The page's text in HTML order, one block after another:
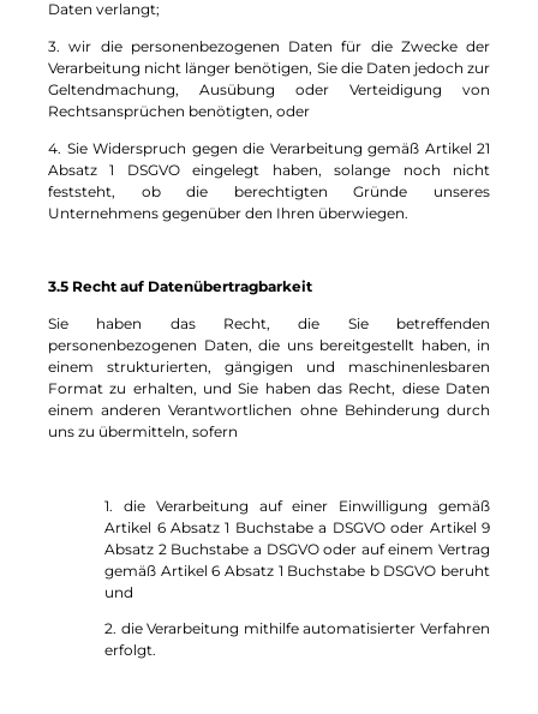
Daten verlangt;
3. wir die personenbezogenen Daten für die Zwecke der
Verarbeitung nicht länger benötigen, Sie die Daten jedoch zur
Geltendmachung, Ausübung oder Verteidigung von
Rechtsansprüchen benötigten, oder
4. Sie Widerspruch gegen die Verarbeitung gemäß Artikel 21
Absatz 1 DSGVO eingelegt haben, solange noch nicht
feststeht, ob die berechtigten Gründe unseres
Unternehmens gegenüber den Ihren überwiegen.
3.5 Recht auf Datenübertragbarkeit
Sie haben das Recht, die Sie betreffenden
personenbezogenen Daten, die uns bereitgestellt haben, in
einem strukturierten, gängigen und maschinenlesbaren
Format zu erhalten, und Sie haben das Recht, diese Daten
einem anderen Verantwortlichen ohne Behinderung durch
uns zu übermitteln, sofern
1. die Verarbeitung auf einer Einwilligung gemäß
Artikel 6 Absatz 1 Buchstabe a DSGVO oder Artikel 9
Absatz 2 Buchstabe a DSGVO oder auf einem Vertrag
gemäß Artikel 6 Absatz 1 Buchstabe b DSGVO beruht
und
2. die Verarbeitung mithilfe automatisierter Verfahren
erfolgt.